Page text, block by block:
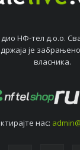
дио НФ-тeл д.о.о.
јe
власника.
нас: